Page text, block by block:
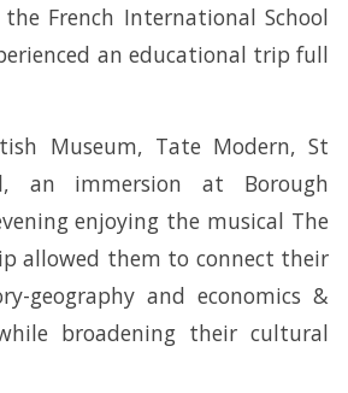
French International School
an educational trip full
Museum, Tate Modern, St
an immersion at Borough
enjoying the musical The
allowed them to connect their
geography and economics &
broadening their cultural